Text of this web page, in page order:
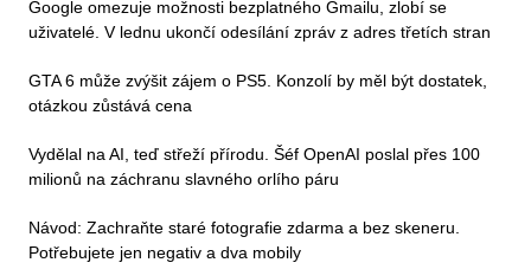
Google omezuje možnosti bezplatného Gmailu, zlobí se
uživatelé. V lednu ukončí odesílání zpráv z adres třetích stran
GTA 6 může zvýšit zájem o PS5. Konzolí by měl být dostatek,
otázkou zůstává cena
Vydělal na AI, teď střeží přírodu. Šéf OpenAI poslal přes 100
milionů na záchranu slavného orlího páru
Návod: Zachraňte staré fotografie zdarma a bez skeneru.
Potřebujete jen negativ a dva mobily